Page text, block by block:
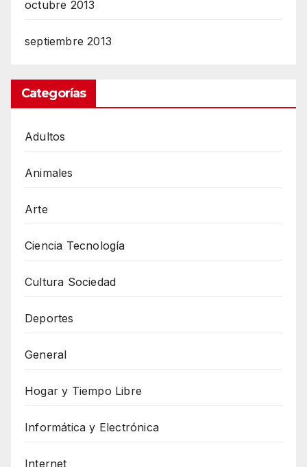
octubre 2013
septiembre 2013
Categorías
Adultos
Animales
Arte
Ciencia Tecnología
Cultura Sociedad
Deportes
General
Hogar y Tiempo Libre
Informática y Electrónica
Internet